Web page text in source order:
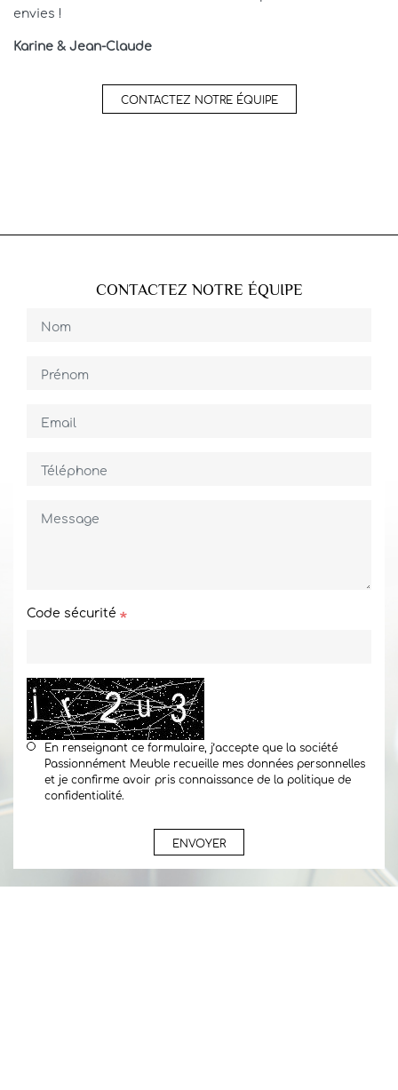
envies !
Karine & Jean-Claude
CONTACTEZ NOTRE ÉQUIPE
CONTACTEZ NOTRE ÉQUIPE
Code sécurité
En renseignant ce formulaire, j’accepte que la société
Passionnément Meuble recueille mes données personnelles
et je confirme avoir pris connaissance de la politique de
confidentialité.
ENVOYER